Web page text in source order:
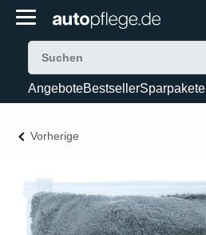
AngeboteBestsellerSparpakete
Vorherige